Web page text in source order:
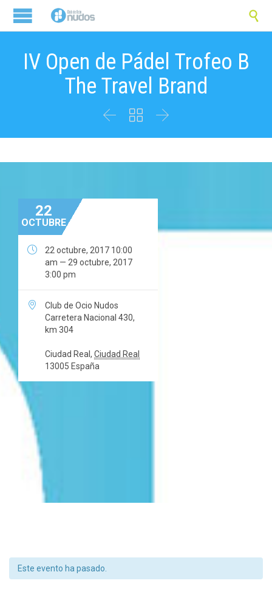

IV Open de Pádel Trofeo B
The Travel Brand
  
22
OCTUBRE

22 octubre, 2017 10:00
am — 29 octubre, 2017
3:00 pm

Club de Ocio Nudos
Carretera Nacional 430,
km 304
Ciudad Real , Ciudad Real
13005 España
Este evento ha pasado.